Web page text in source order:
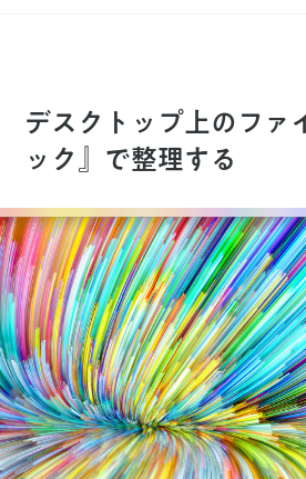
デスクトップ上のファ
ック』で整理する